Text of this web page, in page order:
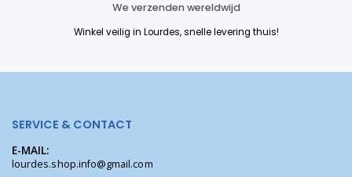
We verzenden wereldwijd
Winkel veilig in Lourdes, snelle levering thuis!
SERVICE & CONTACT
E-MAIL:
lourdes.shop.info@gmail.com